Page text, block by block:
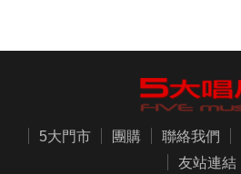
5大門市 團購 聯絡我們
友站連結